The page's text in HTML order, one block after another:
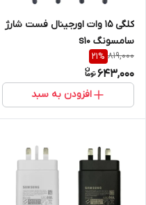
کلگی 15 وات اورجینال فست شارژ
سامسونگ s10
819,000
21%
643,000
افزودن به سبد